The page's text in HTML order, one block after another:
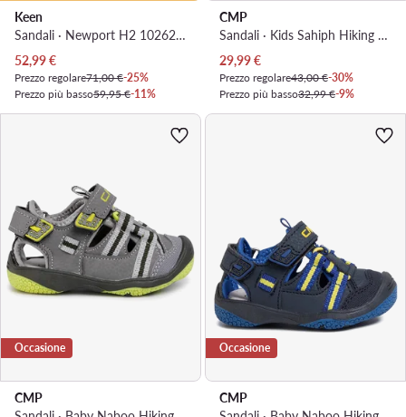
Keen
Sandali · Newport H2 1026278 · Blu
Prezzo attuale
52,99€
Prezzo regolare71,00 €-25%
Prezzo più basso59,95 €-11%
CMP
Sandali · Kids Sahiph Hiking Sandal 30Q9524 · Blu scuro
Prezzo attuale
29,99€
Prezzo regolare43,00 €-30%
Prezzo più basso32,99 €-9%
Occasione
CMP
Occasione
CMP